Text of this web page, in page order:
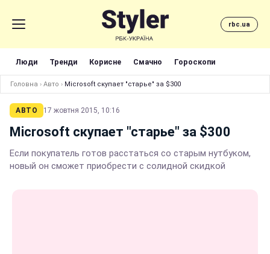
rbc.ua
Люди Тренди Корисне Смачно Гороскопи
Головна › Авто › Microsoft скупает "старье" за $300
АВТО 17 жовтня 2015, 10:16
Microsoft скупает "старье" за $300
Если покупатель готов расстаться со старым нутбуком,
новый он сможет приобрести с солидной скидкой